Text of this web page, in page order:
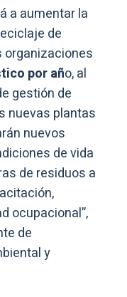
a aumentar la
de
por año, al
gestión de
nuevas plantas
nuevos
de vida
de residuos a
ocupacional”,
de
y